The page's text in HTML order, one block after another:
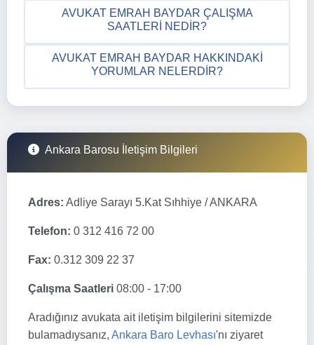
AVUKAT EMRAH BAYDAR ÇALIŞMA
SAATLERI NEDIR?
AVUKAT EMRAH BAYDAR HAKKINDAKI
YORUMLAR NELERDIR?
Ankara Barosu İletişim Bilgileri
Adres: Adliye Sarayı 5.Kat Sıhhiye / ANKARA
Telefon: 0 312 416 72 00
Fax: 0.312 309 22 37
Çalışma Saatleri 08:00 - 17:00
Aradığınız avukata ait iletişim bilgilerini sitemizde
bulamadıysanız, Ankara Baro Levhası'nı ziyaret